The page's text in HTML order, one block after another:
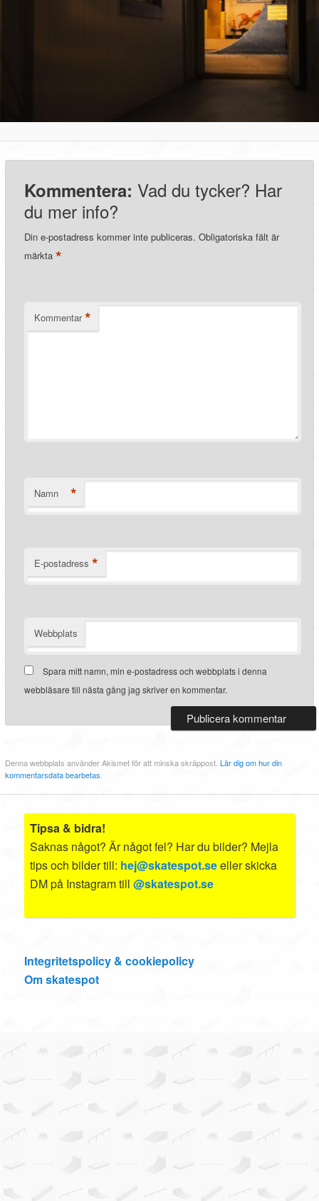
Kommentera: Vad du tycker? Har
du mer info?
Din e-postadress kommer inte publiceras. Obligatoriska fält är
märkta*
Kommentar *
Namn *
E-postadress *
Webbplats
Spara mitt namn, min e-postadress och webbplats i denna
webbläsare till nästa gång jag skriver en kommentar.
Denna webbplats använder Akismet för att minska skräppost.Lär dig om hur din
kommentarsdata bearbetas.
Tipsa & bidra!
Saknas något? Är något fel? Har du bilder? Mejla
tips och bilder till: hej@skatespot.seeller skicka
DM på Instagram till@skatespot.se
Integritetspolicy & cookiepolicy
Om skatespot